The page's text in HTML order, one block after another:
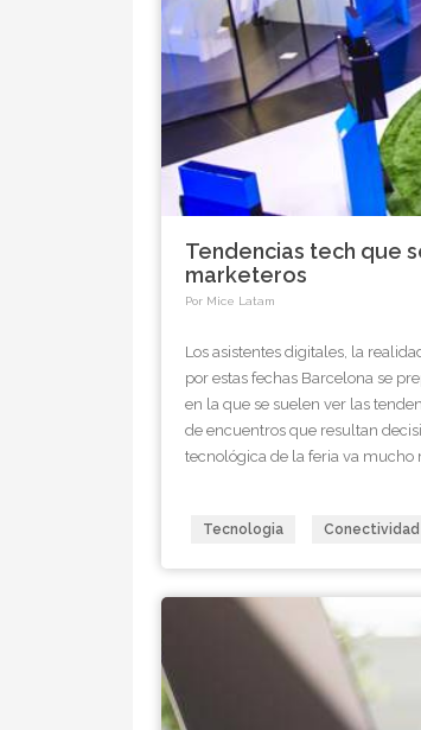
Tendencias tech que
marketeros
Por Mice Latam
Los asistentes digitales, la
por estas fechas Barcelona se
en la que se suelen ver las
de encuentros que resultan
tecnológica de la feria va mucho
hecho, según las predicciones
industria 4.0, que está viéndose
de las tecnologías que ya
según los expertos, lo que se
Sus aplicaciones irán además a
tendencias, según las
Tecnologia Conectividad